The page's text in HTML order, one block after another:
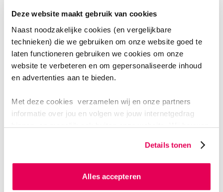
Deze website maakt gebruik van cookies
Naast noodzakelijke cookies (en vergelijkbare
technieken) die we gebruiken om onze website goed te
laten functioneren gebruiken we cookies om onze
website te verbeteren en om gepersonaliseerde inhoud
en advertenties aan te bieden.
Met deze cookies verzamelen wij en onze partners
informatie over jou en volgen we jouw internetgedrag
binnen, en mogelijk ook buiten onze website. Wij bouwen
website en communicatie aan op jouw voorkeuren. Ook
kunnen we zo gerichte advertenties laten zien op basis
van jouw internetgedrag.
Details tonen
Alles accepteren
14:45 Uiteen in subgroepen
In subgroepen gaan we aan de slag met de
informatie die we gekregen hebben uit de
keynotes
15:30 Q&A met Machteld Huber en Lisbeth
Verharen